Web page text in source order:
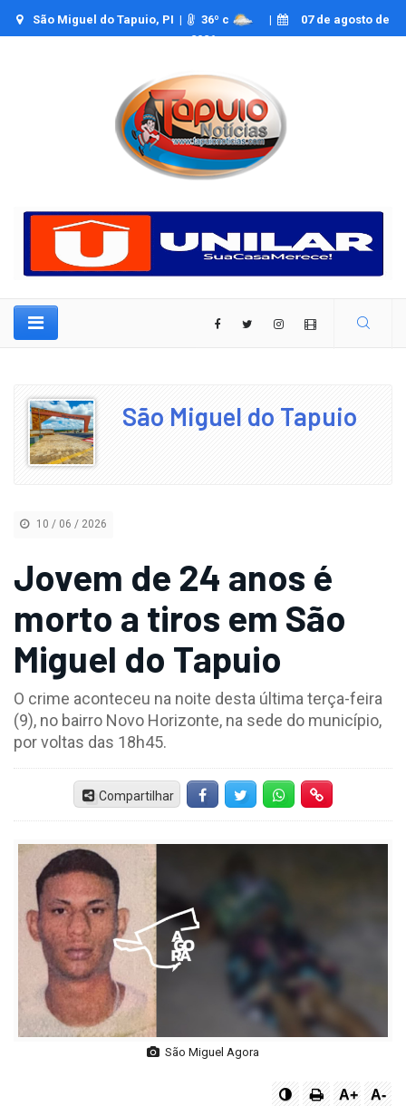
São Miguel do Tapuio, PI | 36º c |
07 de agosto de
2026
São Miguel do Tapuio
10 / 06 / 2026
Jovem de 24 anos é
morto a tiros em São
Miguel do Tapuio
O crime aconteceu na noite desta última terça-feira
(9), no bairro Novo Horizonte, na sede do município,
por voltas das 18h45.
Compartilhar FacebookTwitter Whatsapp
São Miguel Agora
A+ A-